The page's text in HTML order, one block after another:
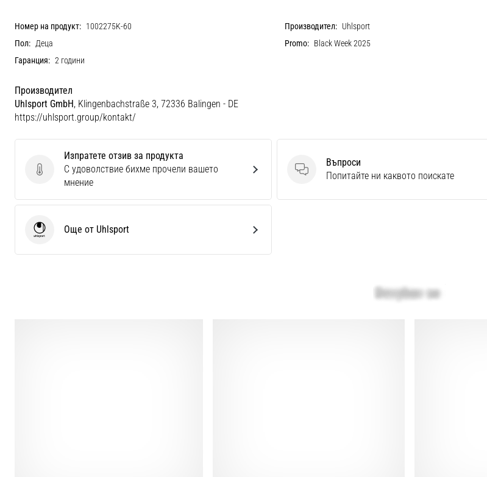
Номер на продукт: 1002275K-60 Производител: Uhlsport
Пол: Деца Promo: Black Week 2025
Гаранция: 2 години
Производител
Uhlsport GmbH, Klingenbachstraße 3, 72336 Balingen - DE
https://uhlsport.group/kontakt/
Изпратете отзив за продукта
Изпратете отзив за продукта
С удоволствие бихме прочели вашето
мнение
Въпроси
Въпроси
Попитайте ни каквото поискате
UhlsportОще от Uhlsport